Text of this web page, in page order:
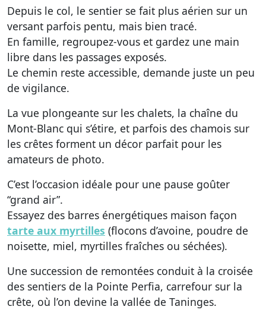
Depuis le col, le sentier se fait plus aérien sur un
versant parfois pentu, mais bien tracé.
En famille, regroupez-vous et gardez une main
libre dans les passages exposés.
Le chemin reste accessible, demande juste un peu
de vigilance.
La vue plongeante sur les chalets, la chaîne du
Mont-Blanc qui s’étire, et parfois des chamois sur
les crêtes forment un décor parfait pour les
amateurs de photo.
C’est l’occasion idéale pour une pause goûter
“grand air”.
Essayez des barres énergétiques maison façon
tarte aux myrtilles (flocons d’avoine, poudre de
noisette, miel, myrtilles fraîches ou séchées).
Une succession de remontées conduit à la croisée
des sentiers de la Pointe Perfia, carrefour sur la
crête, où l’on devine la vallée de Taninges.